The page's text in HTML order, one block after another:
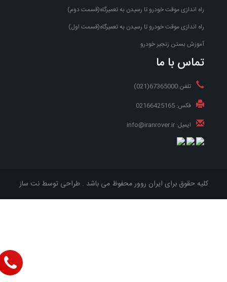
راه اندازی موقت خودرو تا رسیدن به تعمیرگاه(قسمت دوم)
راه اندازی موقت خودرو تا رسیدن به تعمیرگاه(قسمت اول)
آموزش بستن زنجیر خودرو
تماس با ما
تلفن:67365000(021)
فکس: 02166425165
ایمیل: info@iranrover.ir
کلیه حقوق برای ایران روور محفوظ می باشد . طراحی توسطنت ساز